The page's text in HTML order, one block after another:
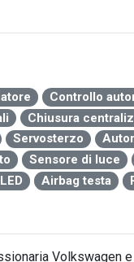
Controllo
Chiusura
Servosterzo
Sensore di luce
Airbag testa
Volkswagen e